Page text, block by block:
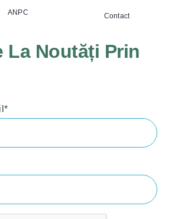
ANPC Contact
La Noutăți Prin